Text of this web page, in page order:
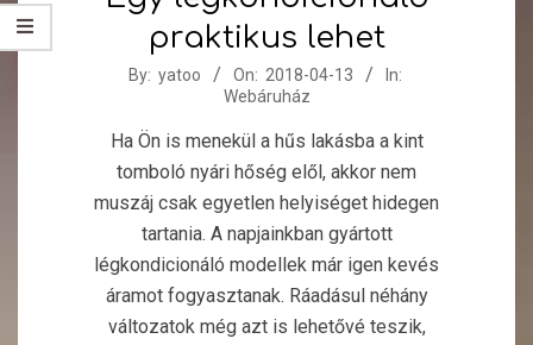
praktikus lehet
2018-By: yatoo On: 2018-04-13
In:
Webáruház
Ha Ön is menekül a hűs lakásba a kint
tomboló nyári hőség elől, akkor nem
muszáj csak egyetlen helyiséget hidegen
tartania. A napjainkban gyártott
légkondicionáló modellek már igen kevés
áramot fogyasztanak. Ráadásul néhány
változatok még azt is lehetővé teszik,